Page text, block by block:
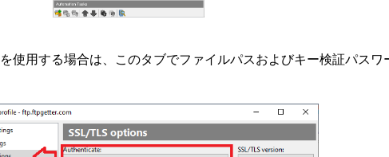
使用する場合は、このタブでファイルパスおよびキー検証パスワ